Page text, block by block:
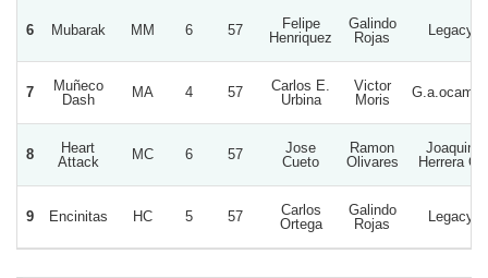
6 Mubarak MM 6 57
Felipe
Henriquez
Galindo
Rojas
Legacy
7
Muñeco
Dash
MA 4 57
Carlos E.
Urbina
Victor
Moris
G.a.ocampo
8
Heart
Attack
MC 6 57
Jose
Cueto
Ramon
Olivares
Joaquin
Herrera O.
9 Encinitas HC 5 57
Carlos
Ortega
Galindo
Rojas
Legacy